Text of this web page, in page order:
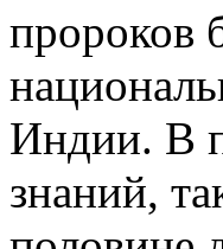
пророков
Индии. В
знаний,